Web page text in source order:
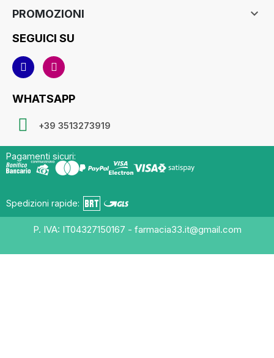
PROMOZIONI 
SEGUICI SU
WHATSAPP
+39 3513273919
Pagamenti sicuri:
Spedizioni rapide:
P. IVA: IT04327150167 - farmacia33.it@gmail.com